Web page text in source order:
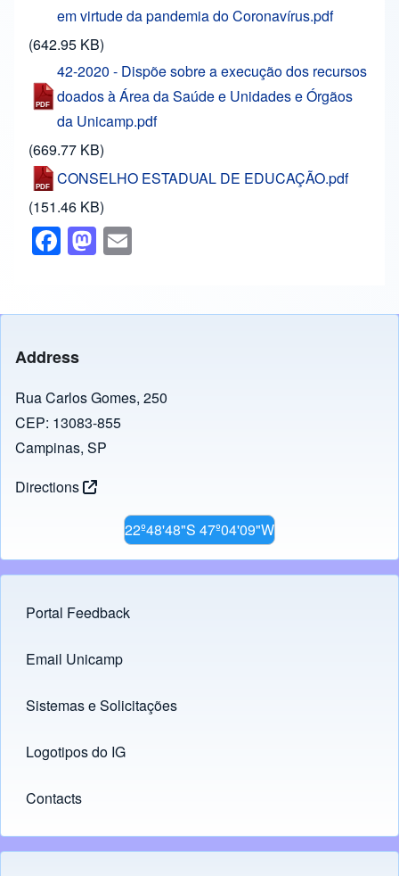
em virtude da pandemia do Coronavírus.pdf
(642.95 KB)
42-2020 - Dispõe sobre a execução dos recursos
doados à Área da Saúde e Unidades e Órgãos
da Unicamp.pdf
(669.77 KB)
CONSELHO ESTADUAL DE EDUCAÇÃO.pdf
(151.46 KB)
F
a
e
b
o
k
M
a
o
n
Address
Rua Carlos Gomes, 250
CEP: 13083-855
Campinas, SP
Directions
22º48'48"S 47º04'09"W
Footer menu
Portal Feedback
Links
Email Unicamp
(opens in new tab)
Sistemas e Solicitações
(opens in new tab)
Logotipos do IG
(opens in new tab)
Contacts